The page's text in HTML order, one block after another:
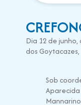
Dia 12 de
dos
Sob
Aparecida